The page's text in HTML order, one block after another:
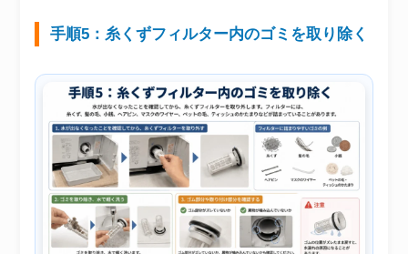
手順5：糸くずフィルター内のゴミを取り除く